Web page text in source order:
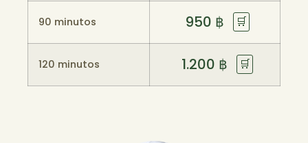
90 minutos 950 ฿ 🛒
120 minutos 1.200 ฿ 🛒